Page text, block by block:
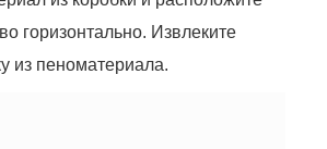
горизонтально. Извлеките
из пеноматериала.